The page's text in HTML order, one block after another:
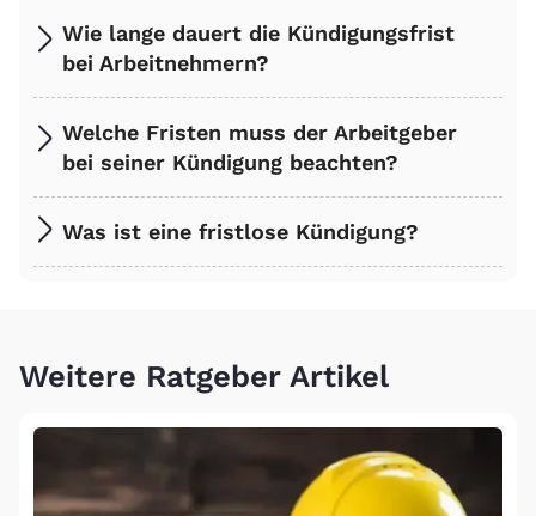
Wie lange dauert die Kündigungsfrist
bei Arbeitnehmern?
Welche Fristen muss der Arbeitgeber
bei seiner Kündigung beachten?
Was ist eine fristlose Kündigung?
Weitere Ratgeber Artikel